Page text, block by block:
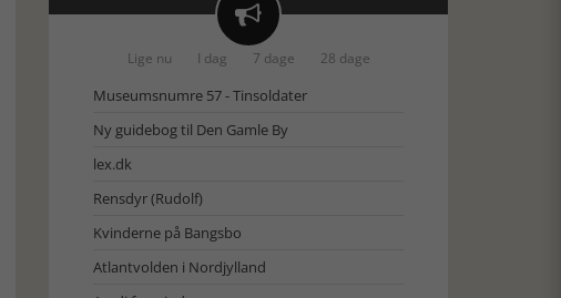

Lige nu I dag 7 dage 28 dage
Museumsnumre 57 - Tinsoldater
Ny guidebog til Den Gamle By
lex.dk
Rensdyr (Rudolf)
Kvinderne på Bangsbo
Atlantvolden i Nordjylland